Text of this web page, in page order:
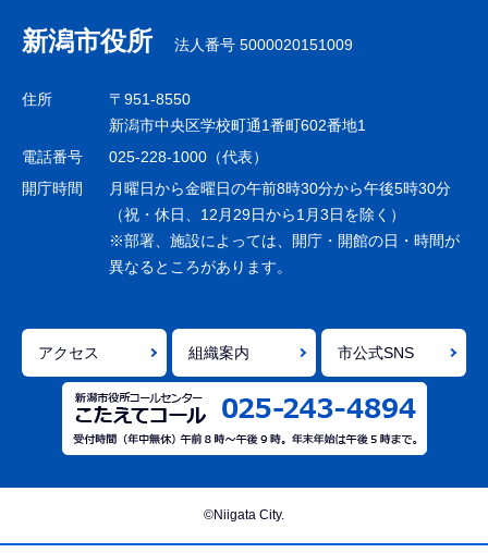
ナ
ビ
ゲ
シ
ョ
で
新潟市役所 法人番号 5000020151009
住所
〒951-8550
新潟市中央区学校町通1番町602番地1
電話番号
025-228-1000（代表）
開庁時間
月曜日から金曜日の午前8時30分から午後5時30分
（祝・休日、12月29日から1月3日を除く）
※部署、施設によっては、開庁・開館の日・時間が
異なるところがあります。
アクセス 組織案内 市公式SNS
©Niigata City.